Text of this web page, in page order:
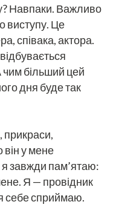
Навпаки. Важливо
виступу. Це
співака, актора.
більший цей
дня буде так
прикраси,
він у мене
завжди пам’ятаю:
Я — провідник
себе сприймаю.